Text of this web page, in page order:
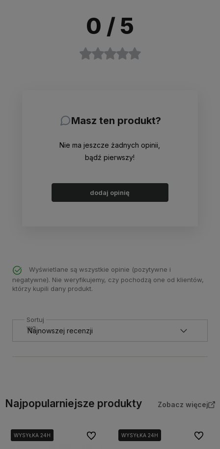
0 / 5
Masz ten produkt?
Nie ma jeszcze żadnych opinii,
bądź pierwszy!
dodaj opinię
Wyświetlane są wszystkie opinie (pozytywne i
negatywne). Nie weryfikujemy, czy pochodzą one od klientów,
którzy kupili dany produkt.
Sortuj
wg
Najpopularniejsze produkty Zobacz więcej
WYSYŁKA 24H
WYSYŁKA 24H
WYSYŁKA 24H Do ulubionychWYSYŁKA 24H Do